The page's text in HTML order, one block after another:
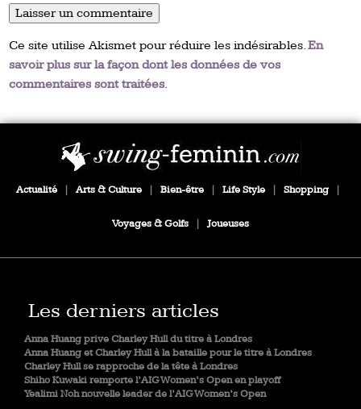
Ce site utilise Akismet pour réduire les indésirables.En
savoir plus sur la façon dont les données de vos
commentaires sont traitées.
Actualité | Arts & Culture | Bien-être | Life Style | Shopping |
Voyages & Golfs | Joueuses
Les derniers articles
Anna Huang prive Charley Hull du titre à Londres
Anna Huang et Charley Hull à la bataille pour le titre à Londres
Charley Hull se rapproche de la tête à Londres
Shiho Kuwaki remporte l’AIG Women’s Open en playoff
Yealimi Noh nouvelle leader de l’AIG Women’s Open